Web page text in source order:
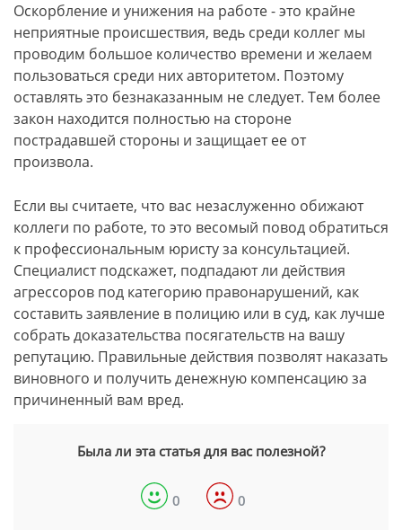
Оскорбление и унижения на работе - это крайне
неприятные происшествия, ведь среди коллег мы
проводим большое количество времени и желаем
пользоваться среди них авторитетом. Поэтому
оставлять это безнаказанным не следует. Тем более
закон находится полностью на стороне
пострадавшей стороны и защищает ее от
произвола.
Если вы считаете, что вас незаслуженно обижают
коллеги по работе, то это весомый повод обратиться
к профессиональным юристу за консультацией.
Специалист подскажет, подпадают ли действия
агрессоров под категорию правонарушений, как
составить заявление в полицию или в суд, как лучше
собрать доказательства посягательств на вашу
репутацию. Правильные действия позволят наказать
виновного и получить денежную компенсацию за
причиненный вам вред.
Была ли эта статья для вас полезной?
0 0